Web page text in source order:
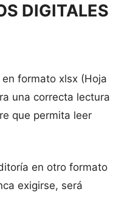
DIGITALES
formato xlsx (Hoja
una correcta lectura
que permita leer
en otro formato
exigirse, será